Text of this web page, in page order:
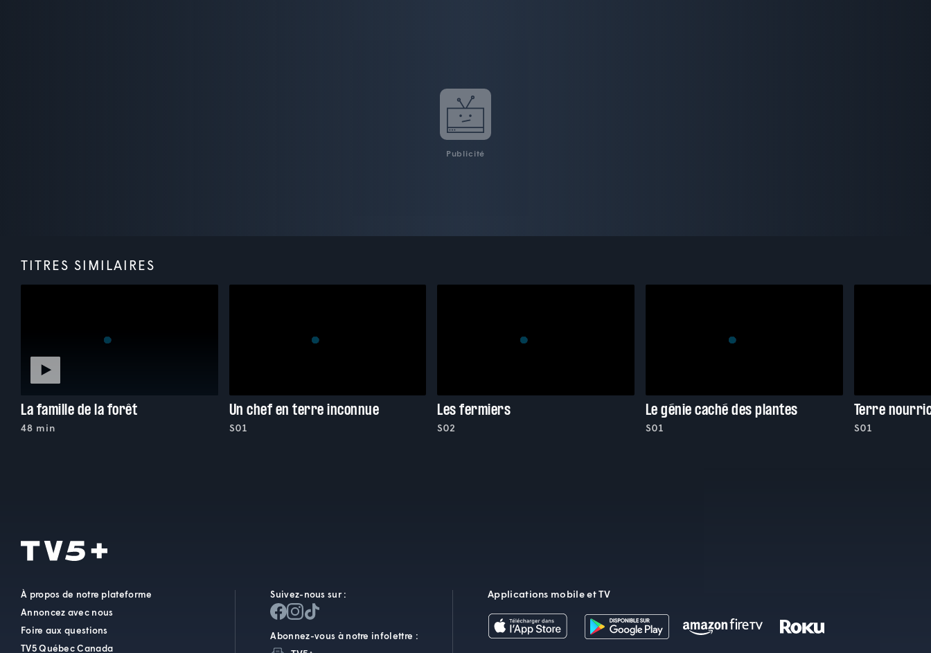
Publicité
TITRES SIMILAIRES
La famille de la forêt
48 min
Un chef en terre inconnue
S01
Les fermiers
S02
Le génie caché des plantes
S01
Terre
S01
À propos de notre plateforme
Annoncez avec nous
Foire aux questions
TV5 Québec Canada
Suivez-nous sur :
Abonnez-vous à notre infolettre :
Applications mobile et TV